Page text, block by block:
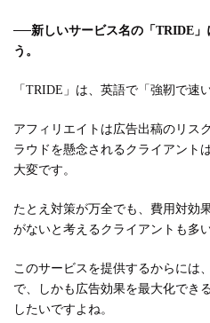
──新しいサービス名の「TRIDE
う。
「TRIDE」は、英語で「強靭で速
アフィリエイトは広告出稿のリス
ラウドを懸念されるクライアント
大変です。
たとえ対策が万全でも、費用対効
がないと考えるクライアントも多
このサービスを提供するからには
で、しかも広告効果を最大化でき
したいですよね。